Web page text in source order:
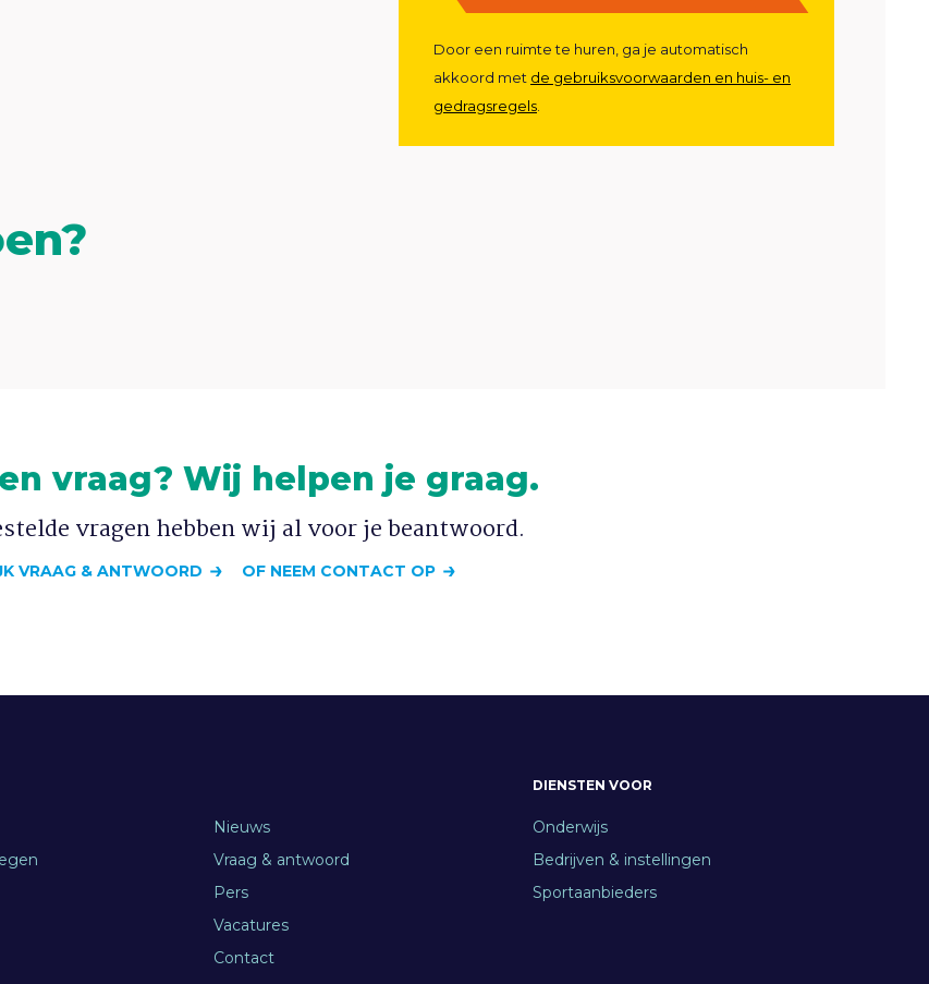
Door een ruimte te huren, ga je automatisch
akkoord met de gebruiksvoorwaarden en huis- en
gedragsregels
vraag? Wij helpen je graag.
vragen hebben wij al voor je beantwoord.
VRAAG & ANTWOORD OF NEEM CONTACT OP
Nieuws
Vraag & antwoord
Pers
Vacatures
Contact
DIENSTEN VOOR
Onderwijs
Bedrijven & instellingen
Sportaanbieders